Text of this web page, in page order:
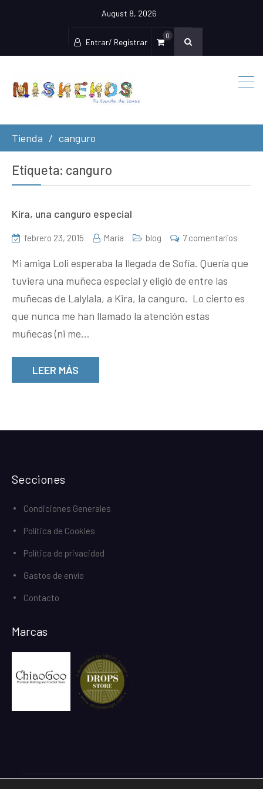
August 8, 2026
Entrar/ Registrar
0
Tienda canguro
Etiqueta: canguro
Kira, una canguro especial
febrero 23, 2015 María blog 7 comentarios
una
Mi amiga Loli esperaba la llegada de Sofía. Quería que
tuviera una muñeca especial y eligió de entre las
muñecas de Lalylala, a Kira, la canguro. Lo cierto es
que nunca me han llamado la atención estas
muñecas (ni me…
LEER MÁS
Secciones
Condiciones Generales
Política de Cookies
Política de privacidad
Gastos de envío
Contacto
Marcas